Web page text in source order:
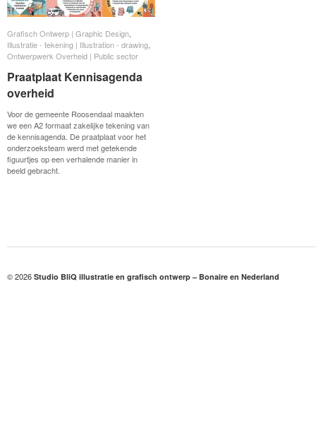
Grafisch Ontwerp | Graphic Design
Illustratie - tekening | Illustration - drawing
Ontwerpwerk Overheid | Public sector
Praatplaat Kennisagenda
overheid
Voor de gemeente Roosendaal maakten
we een A2 formaat zakelijke tekening van
de kennisagenda. De praatplaat voor het
onderzoeksteam werd met getekende
figuurtjes op een verhalende manier in
beeld gebracht.
Grafisch Ontwerp | Graphic Design
Illustratie - tekening | Illustration - drawing
Ontwerpwerk Overheid | Public sector
Praatplaat Kennisagenda
overheid
© 2026 Studio BliQ illustratie en grafisch ontwerp – Bonaire en Nederland